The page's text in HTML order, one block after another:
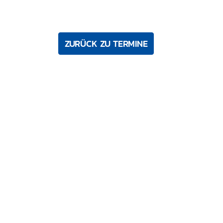
ZURÜCK ZU TERMINE